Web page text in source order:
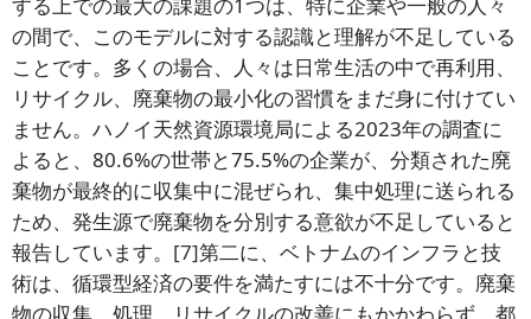
の間で、このモデルに対する認識と理解が不足している
ことです。多くの場合、人々は日常生活の中で再利用、
リサイクル、廃棄物の最小化の習慣をまだ身に付けてい
ません。ハノイ天然資源環境局による2023年の調査に
よると、80.6%の世帯と75.5%の企業が、分類された廃
棄物が最終的に収集中に混ぜられ、集中処理に送られる
ため、発生源で廃棄物を分別する意欲が不足していると
報告しています。 [7]第二に、ベトナムのインフラと技
術は、循環型経済の要件を満たすには不十分です。廃棄
物の収集、処理、リサイクルの改善にもかかわらず、都